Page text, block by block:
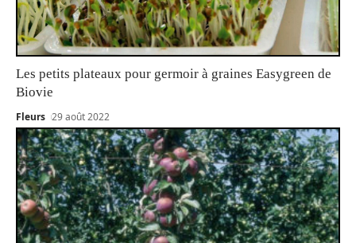
Les petits plateaux pour germoir à graines Easygreen de
Biovie
Fleurs 29 août 2022